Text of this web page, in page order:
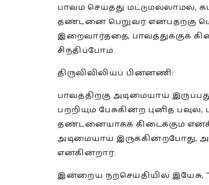
பாவம் செய்தது
தண்டனை பெறுவர் என்பதற்கு
இறைவார்த்தை, பாவத்துக்குக்
சிந்திப்போம்.
திருவிவிலியப் பின்னணி:
பாவத்திற்கு அடிமையாய்
பற்றியும் பேசுகின்ற புனித
தண்டனையாகக் கிடைக்கும்
அடிமையாய் இருக்கின்றபோது,
என்கின்றார்.
இன்றைய நற்செய்தியில் இயேசு,